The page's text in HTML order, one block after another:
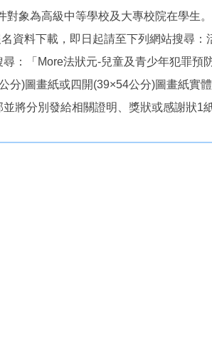
象為高級中等學校及大專校院在學生。
料下載，即日起請至下列網站搜尋：
：「More法狀元-兒童及青少年犯罪預
)圖畫紙或四開(39×54公分)圖畫紙實體
將分別發給相關證明、獎狀或感謝狀1紙